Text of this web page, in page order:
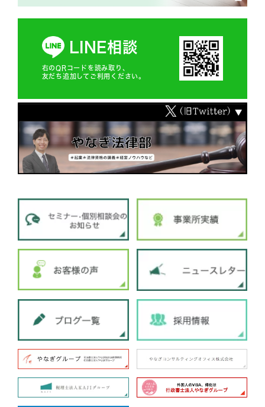
LINE相談
右のQRコードを読み取り、
友だち追加してご利用ください。